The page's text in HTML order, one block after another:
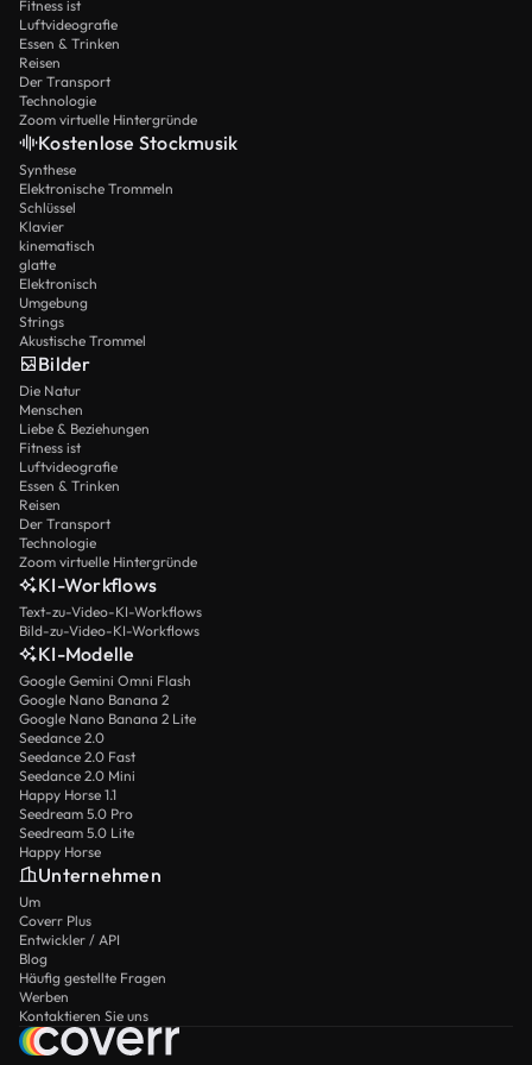
Fitness ist
Luftvideografie
Essen & Trinken
Reisen
Der Transport
Technologie
Zoom virtuelle Hintergründe
Kostenlose Stockmusik
Synthese
Elektronische Trommeln
Schlüssel
Klavier
kinematisch
glatte
Elektronisch
Umgebung
Strings
Akustische Trommel
Bilder
Die Natur
Menschen
Liebe & Beziehungen
Fitness ist
Luftvideografie
Essen & Trinken
Reisen
Der Transport
Technologie
Zoom virtuelle Hintergründe
KI-Workflows
Text-zu-Video-KI-Workflows
Bild-zu-Video-KI-Workflows
KI-Modelle
Google Gemini Omni Flash
Google Nano Banana 2
Google Nano Banana 2 Lite
Seedance 2.0
Seedance 2.0 Fast
Seedance 2.0 Mini
Happy Horse 1.1
Seedream 5.0 Pro
Seedream 5.0 Lite
Happy Horse
Unternehmen
Um
Coverr Plus
Entwickler / API
Blog
Häufig gestellte Fragen
Werben
Kontaktieren Sie uns